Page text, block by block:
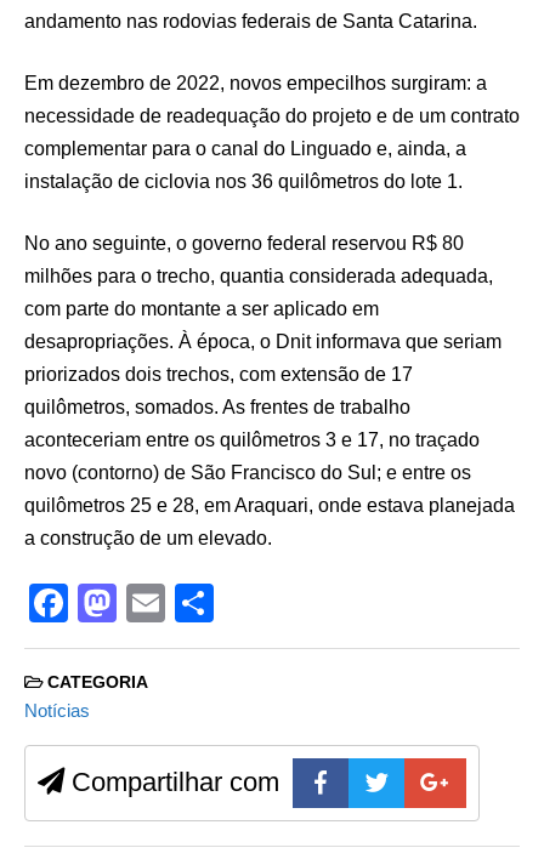
andamento nas rodovias federais de Santa Catarina.
Em dezembro de 2022, novos empecilhos surgiram: a
necessidade de readequação do projeto e de um contrato
complementar para o canal do Linguado e, ainda, a
instalação de ciclovia nos 36 quilômetros do lote 1.
No ano seguinte, o governo federal reservou R$ 80
milhões para o trecho, quantia considerada adequada,
com parte do montante a ser aplicado em
desapropriações. À época, o Dnit informava que seriam
priorizados dois trechos, com extensão de 17
quilômetros, somados. As frentes de trabalho
aconteceriam entre os quilômetros 3 e 17, no traçado
novo (contorno) de São Francisco do Sul; e entre os
quilômetros 25 e 28, em Araquari, onde estava planejada
a construção de um elevado.
F
a
c
e
b
o
o
M
a
st
d
o
n
E
m h
CATEGORIA
Notícias
Compartilhar com